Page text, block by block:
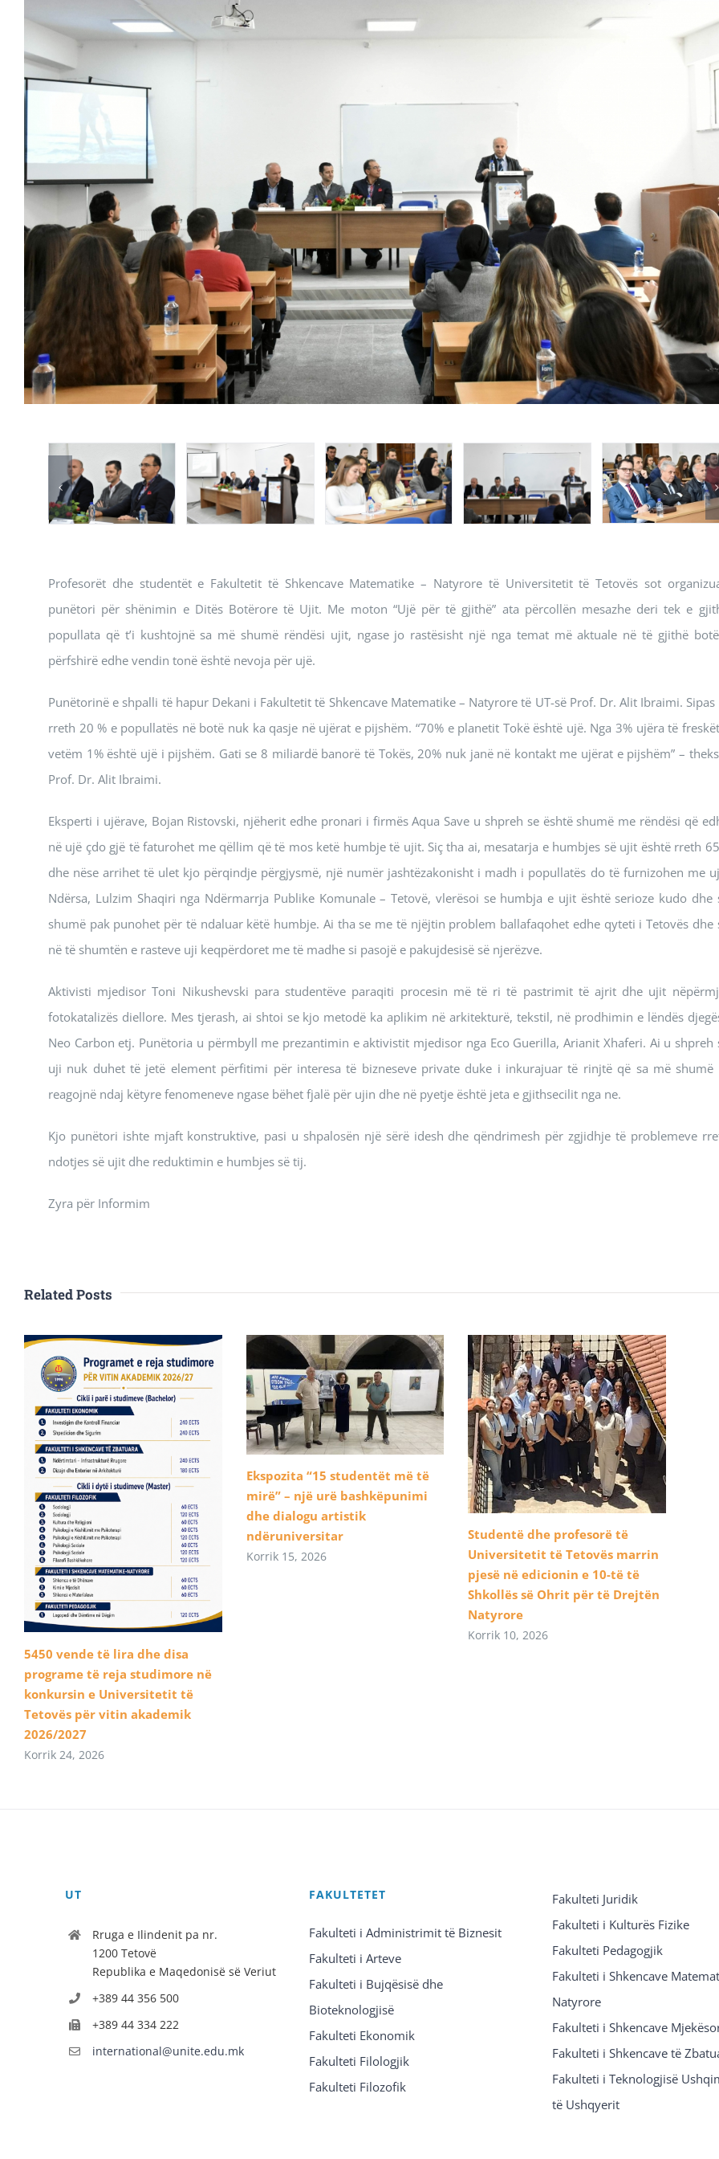
Image
Profesorët dhe studentët e Fakultetit të Shkencave Matematike – Natyrore të Universitetit të Tetovës sot
punëtori për shënimin e Ditës Botërore të Ujit. Me moton “Ujë për të gjithë” ata përcollën mesazhe deri tek e
popullata që t’i kushtojnë sa më shumë rëndësi ujit, ngase jo rastësisht një nga temat më aktuale në të gjithë
përfshirë edhe vendin tonë është nevoja për ujë.
Punëtorinë e shpalli të hapur Dekani i Fakultetit të Shkencave Matematike – Natyrore të UT-së Prof. Dr. Alit Ibraimi.
rreth 20 % e popullatës në botë nuk ka qasje në ujërat e pijshëm. “70% e planetit Tokë është ujë. Nga 3% ujëra të
vetëm 1% është ujë i pijshëm. Gati se 8 miliardë banorë të Tokës, 20% nuk janë në kontakt me ujërat e pijshëm” –
Prof. Dr. Alit Ibraimi.
Eksperti i ujërave, Bojan Ristovski, njëherit edhe pronari i firmës Aqua Save u shpreh se është shumë me rëndësi që
në ujë çdo gjë të faturohet me qëllim që të mos ketë humbje të ujit. Siç tha ai, mesatarja e humbjes së ujit është rreth
dhe nëse arrihet të ulet kjo përqindje përgjysmë, një numër jashtëzakonisht i madh i popullatës do të furnizohen me
Ndërsa, Lulzim Shaqiri nga Ndërmarrja Publike Komunale – Tetovë, vlerësoi se humbja e ujit është serioze kudo dhe
shumë pak punohet për të ndaluar këtë humbje. Ai tha se me të njëjtin problem ballafaqohet edhe qyteti i Tetovës dhe
në të shumtën e rasteve uji keqpërdoret me të madhe si pasojë e pakujdesisë së njerëzve.
Aktivisti mjedisor Toni Nikushevski para studentëve paraqiti procesin më të ri të pastrimit të ajrit dhe ujit
fotokatalizës diellore. Mes tjerash, ai shtoi se kjo metodë ka aplikim në arkitekturë, tekstil, në prodhimin e lëndës
Neo Carbon etj. Punëtoria u përmbyll me prezantimin e aktivistit mjedisor nga Eco Guerilla, Arianit Xhaferi. Ai u shpreh
uji nuk duhet të jetë element përfitimi për interesa të bizneseve private duke i inkurajuar të rinjtë që sa më shumë
reagojnë ndaj këtyre fenomeneve ngase bëhet fjalë për ujin dhe në pyetje është jeta e gjithsecilit nga ne.
Kjo punëtori ishte mjaft konstruktive, pasi u shpalosën një sërë idesh dhe qëndrimesh për zgjidhje të problemeve
ndotjes së ujit dhe reduktimin e humbjes së tij.
Zyra për Informim
Related Posts
5450 vende të lira dhe disa
programe të reja studimore në
konkursin e Universitetit të
Tetovës për vitin akademik
2026/2027
Korrik 24, 2026
Ekspozita “15 studentët më të
mirë” – një urë bashkëpunimi
dhe dialogu artistik
ndëruniversitar
Korrik 15, 2026
Studentë dhe profesorë të
Universitetit të Tetovës marrin
pjesë në edicionin e 10-të të
Shkollës së Ohrit për të Drejtën
Natyrore
Korrik 10, 2026
UT
Rruga e Ilindenit pa nr.
1200 Tetovë
Republika e Maqedonisë së Veriut
+389 44 356 500
+389 44 334 222
international@unite.edu.mk
FAKULTETET
Fakulteti i Administrimit të Biznesit
Fakulteti i Arteve
Fakulteti i Bujqësisë dhe
Bioteknologjisë
Fakulteti Ekonomik
Fakulteti Filologjik
Fakulteti Filozofik
Fakulteti Juridik
Fakulteti i Kulturës Fizike
Fakulteti Pedagogjik
Fakulteti i Shkencave
Natyrore
Fakulteti i Shkencave
Fakulteti i Shkencave të
Fakulteti i Teknologjisë
të Ushqyerit